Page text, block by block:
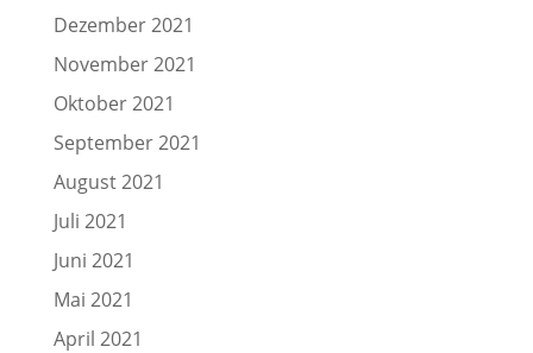
Dezember 2021
November 2021
Oktober 2021
September 2021
August 2021
Juli 2021
Juni 2021
Mai 2021
April 2021